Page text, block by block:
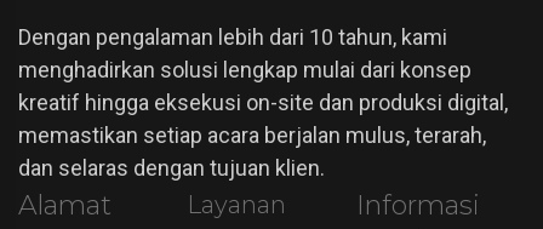
Dengan pengalaman lebih dari 10 tahun, kami
menghadirkan solusi lengkap mulai dari konsep
kreatif hingga eksekusi on-site dan produksi digital,
memastikan setiap acara berjalan mulus, terarah,
dan selaras dengan tujuan klien.
Alamat
Layanan
Informasi